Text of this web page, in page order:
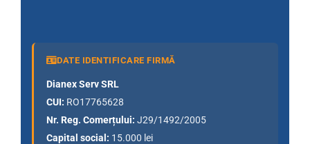
DATE IDENTIFICARE FIRMĂ
Dianex Serv SRL
CUI: RO17765628
Nr. Reg. Comerțului: J29/1492/2005
Capital social: 15.000 lei